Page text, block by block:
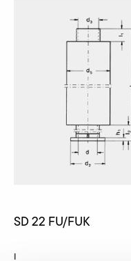
SD 22 FU/FUK
l